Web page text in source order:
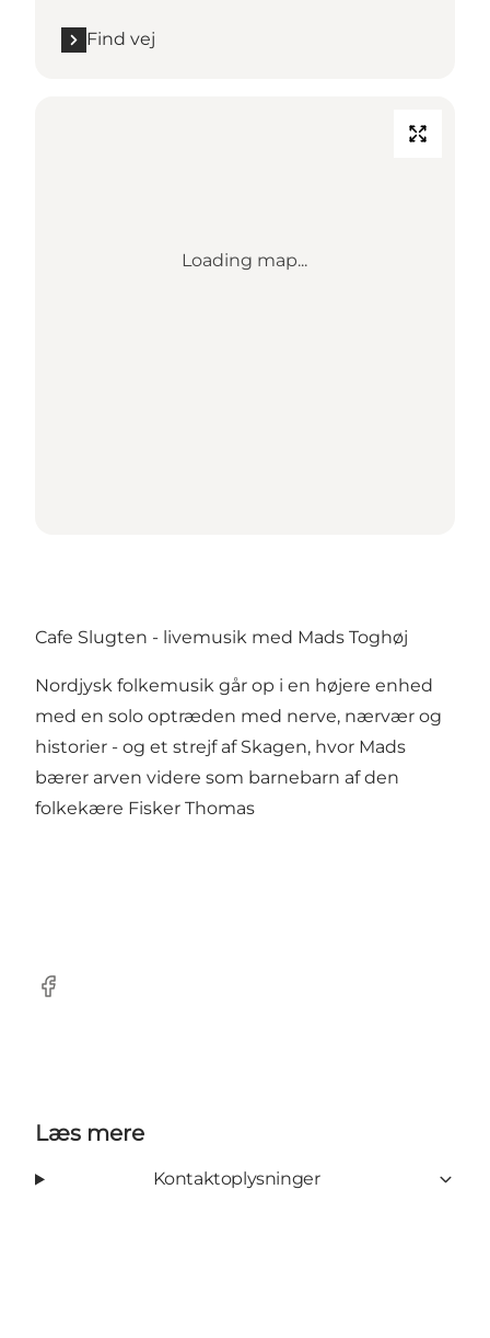
Find vej
Loading map...
Cafe Slugten - livemusik med Mads Toghøj
Nordjysk folkemusik går op i en højere enhed
med en solo optræden med nerve, nærvær og
historier - og et strejf af Skagen, hvor Mads
bærer arven videre som barnebarn af den
folkekære Fisker Thomas
Facebook
Læs mere
Kontaktoplysninger